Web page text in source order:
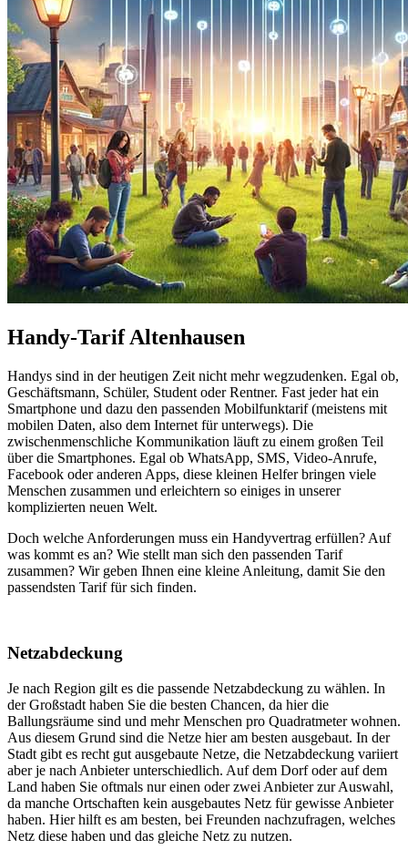
Handy-Tarif Altenhausen
Handys sind in der heutigen Zeit nicht mehr wegzudenken. Egal ob,
Geschäftsmann, Schüler, Student oder Rentner. Fast jeder hat ein
Smartphone und dazu den passenden Mobilfunktarif (meistens mit
mobilen Daten, also dem Internet für unterwegs). Die
zwischenmenschliche Kommunikation läuft zu einem großen Teil
über die Smartphones. Egal ob WhatsApp, SMS, Video-Anrufe,
Facebook oder anderen Apps, diese kleinen Helfer bringen viele
Menschen zusammen und erleichtern so einiges in unserer
komplizierten neuen Welt.
Doch welche Anforderungen muss ein Handyvertrag erfüllen? Auf
was kommt es an? Wie stellt man sich den passenden Tarif
zusammen? Wir geben Ihnen eine kleine Anleitung, damit Sie den
passendsten Tarif für sich finden.
Netzabdeckung
Je nach Region gilt es die passende Netzabdeckung zu wählen. In
der Großstadt haben Sie die besten Chancen, da hier die
Ballungsräume sind und mehr Menschen pro Quadratmeter wohnen.
Aus diesem Grund sind die Netze hier am besten ausgebaut. In der
Stadt gibt es recht gut ausgebaute Netze, die Netzabdeckung variiert
aber je nach Anbieter unterschiedlich. Auf dem Dorf oder auf dem
Land haben Sie oftmals nur einen oder zwei Anbieter zur Auswahl,
da manche Ortschaften kein ausgebautes Netz für gewisse Anbieter
haben. Hier hilft es am besten, bei Freunden nachzufragen, welches
Netz diese haben und das gleiche Netz zu nutzen.